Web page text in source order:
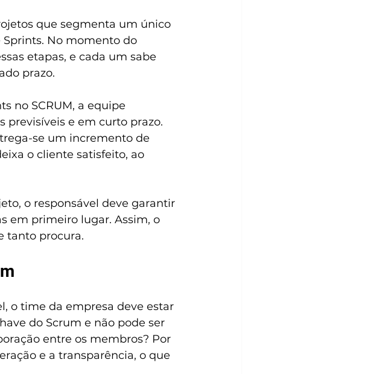
que segmenta um único
No momento do
etapas, e cada um sabe
prazo.
no SCRUM, a equipe
previsíveis e em curto prazo.
se um incremento de
o cliente satisfeito, ao
o responsável deve garantir
em primeiro lugar. Assim, o
tanto procura.
o time da empresa deve estar
do Scrum e não pode ser
entre os membros? Por
e a transparência, o que